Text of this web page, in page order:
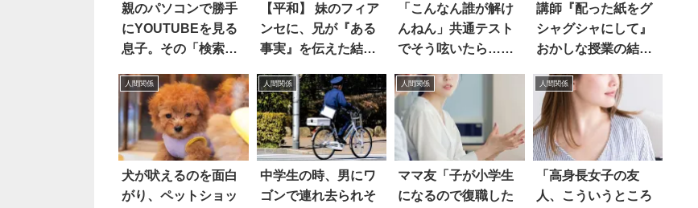
親のパソコンで勝手
にYOUTUBEを見る
息子。その「検索履
いた！
【平和】 妹のフィア
ンセに、兄が『ある
事実』を伝えた結
「こんなん誰が解け
んねん」共通テスト
でそう呟いたら…笑
講師『配った紙をグ
シャグシャにして』
おかしな授業の結末
人間関係
犬が吠えるのを面白
がり、ペットショッ
人間関係
中学生の時、男にワ
ゴンで連れ去られそ
人間関係
ママ友「子が小学生
になるので復職した
人間関係
「高身長女子の友
人、こういうところ